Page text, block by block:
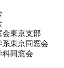
東京支部
東京同窓会
科同窓会